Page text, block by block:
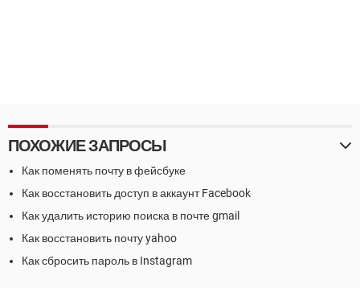
ПОХОЖИЕ ЗАПРОСЫ
Как поменять почту в фейсбуке
Как восстановить доступ в аккаунт Facebook
Как удалить историю поиска в почте gmail
Как восстановить почту yahoo
Как сбросить пароль в Instagram